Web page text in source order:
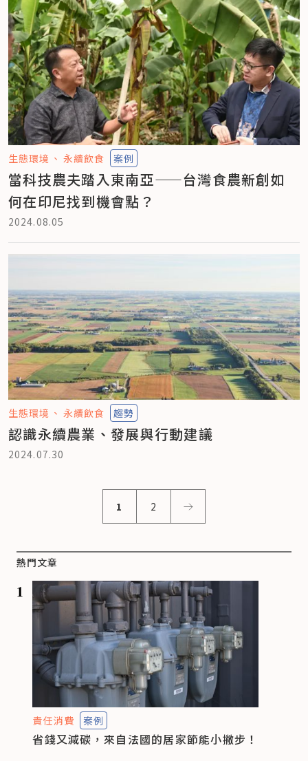
生態環境 永續飲食 案例
當科技農夫踏入東南亞——台灣食農新創如
何在印尼找到機會點？
2024.08.05
生態環境 永續飲食 趨勢
認識永續農業、發展與行動建議
2024.07.30
1 2
熱門文章
1
責任消費 案例
省錢又減碳，來自法國的居家節能小撇步！